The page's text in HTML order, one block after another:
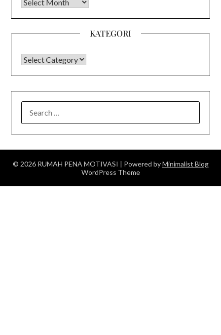
KATEGORI
KATEGORI
FOR:
© 2026 RUMAH PENA MOTIVASI | Powered byMinimalist Blog
WordPress Theme